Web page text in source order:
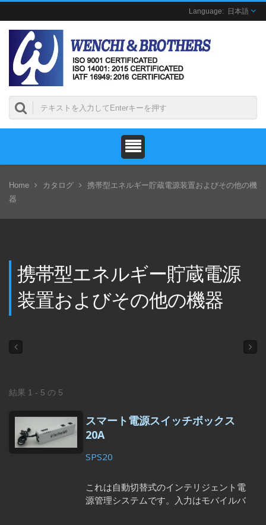
日本語
Home カタログ
携帯型エネルギー貯蔵電源装置およびその他の機
器
携帯型エネルギー貯蔵電源
装置およびその他の機器
結果 1 - 5 の 5
スマート電源スイッチボックス
20A
SPS20
これは自動切替式のインテリジェント電
源管理システムです。入力はモバイルバ